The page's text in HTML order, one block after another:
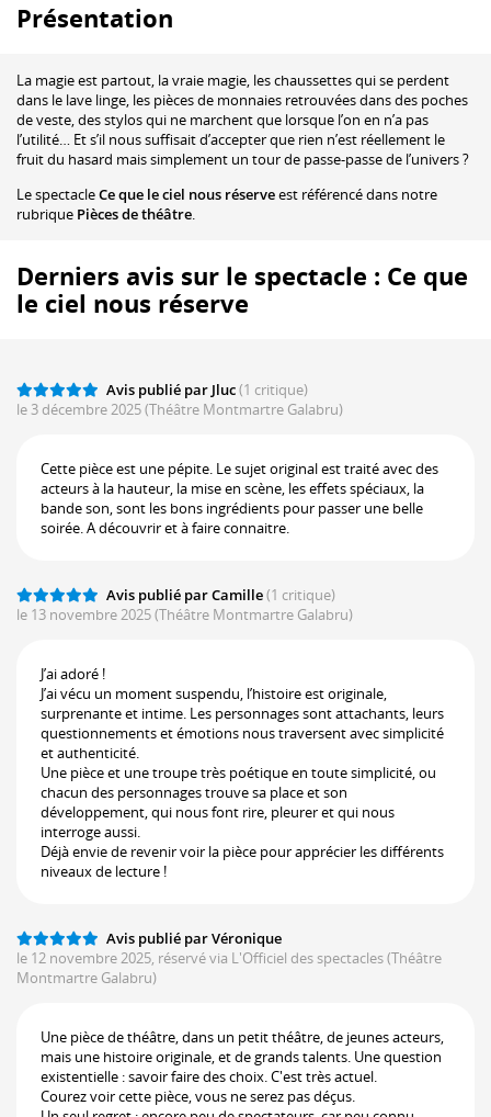
Présentation
La magie est partout, la vraie magie, les chaussettes qui se perdent
dans le lave linge, les pièces de monnaies retrouvées dans des poches
de veste, des stylos qui ne marchent que lorsque l’on en n’a pas
l’utilité… Et s’il nous suffisait d’accepter que rien n’est réellement le
fruit du hasard mais simplement un tour de passe-passe de l’univers ?
Le spectacleCe que le ciel nous réserveest référencé dans notre
rubrique Pièces de théâtre.
Derniers avis sur le spectacle : Ce que
le ciel nous réserve
Avis publié par Jluc(1 critique)
le 3 décembre 2025(Théâtre Montmartre Galabru)
Cette pièce est une pépite. Le sujet original est traité avec des
acteurs à la hauteur, la mise en scène, les effets spéciaux, la
bande son, sont les bons ingrédients pour passer une belle
soirée. A découvrir et à faire connaitre.
Avis publié par Camille(1 critique)
le 13 novembre 2025(Théâtre Montmartre Galabru)
J’ai adoré !
J’ai vécu un moment suspendu, l’histoire est originale,
surprenante et intime. Les personnages sont attachants, leurs
questionnements et émotions nous traversent avec simplicité
et authenticité.
Une pièce et une troupe très poétique en toute simplicité, ou
chacun des personnages trouve sa place et son
développement, qui nous font rire, pleurer et qui nous
interroge aussi.
Déjà envie de revenir voir la pièce pour apprécier les différents
niveaux de lecture !
Avis publié par Véronique
le 12 novembre 2025, réservé via L'Officiel des spectacles(Théâtre
Montmartre Galabru)
Une pièce de théâtre, dans un petit théâtre, de jeunes acteurs,
mais une histoire originale, et de grands talents. Une question
existentielle : savoir faire des choix. C'est très actuel.
Courez voir cette pièce, vous ne serez pas déçus.